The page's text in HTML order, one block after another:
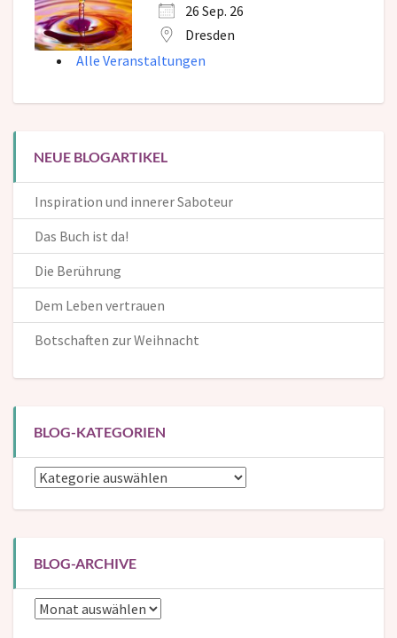
26 Sep. 26
Dresden
Alle Veranstaltungen
NEUE BLOGARTIKEL
Inspiration und innerer Saboteur
Das Buch ist da!
Die Berührung
Dem Leben vertrauen
Botschaften zur Weihnacht
BLOG-KATEGORIEN
Blog-
BLOG-ARCHIVE
Blog-